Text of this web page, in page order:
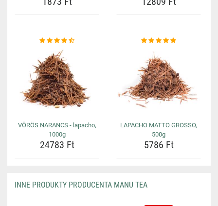
VÖRÖS NARANCS - lapacho,
1000g
24783 Ft
LAPACHO MATTO GROSSO,
500g
5786 Ft
INNE PRODUKTY PRODUCENTA MANU TEA